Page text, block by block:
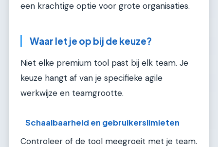
een krachtige optie voor grote organisaties.
Waar let je op bij de keuze?
Niet elke premium tool past bij elk team. Je
keuze hangt af van je specifieke agile
werkwijze en teamgrootte.
Schaalbaarheid en gebruikerslimieten
Controleer of de tool meegroeit met je team.